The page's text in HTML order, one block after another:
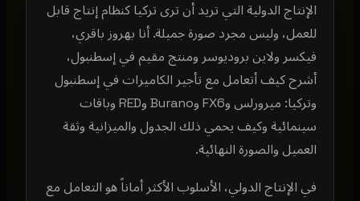
الإنتاج الدولية التي تريد أن ترى تركيا كنظام إنتاج قابل
للعمل، وليس مجرد صورة جميلة. أنا بهروز باقري،
فيكسر ولاين بروديوسر ومنتج مقيم في إسطنبول،
أشرح كيف أتعامل مع تأجير الكاميرات في إسطنبول
وتركيا: ميرورلس وFX6 وBurano وRED وباقات
سينمائية وكيف يحمي ذلك الجدول والميزانية وثقة
العميل والصورة النهائية.
في الإنتاج الدولي، الأسلوب الأكثر أماناً هو التعامل مع